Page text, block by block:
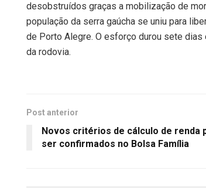
desobstruídos graças a mobilização de
população da serra gaúcha se uniu para
de Porto Alegre. O esforço durou sete
da rodovia.
Post anterior
Novos critérios de cálculo de renda
ser confirmados no Bolsa Família